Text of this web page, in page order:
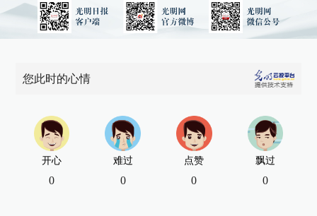
您此时的心情
开心
0
难过
0
点赞
0
飘过
0